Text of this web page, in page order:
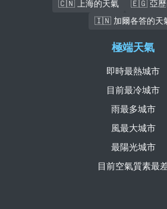
🇨🇳 上海的天氣
🇪🇬 亞歷
🇮🇳 加爾各答的天
極端天氣
即時最熱城市
目前最冷城市
雨最多城市
風最大城市
最陽光城市
目前空氣質素最